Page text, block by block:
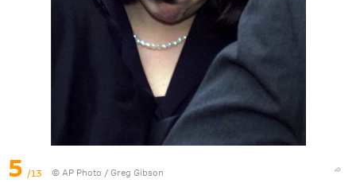
5 /13 © AP Photo / Greg Gibson